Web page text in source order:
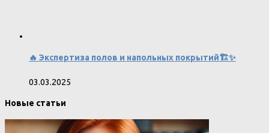
🔥 Экспертиза полов и напольных покрытий🏗️✨
03.03.2025
Новые статьи